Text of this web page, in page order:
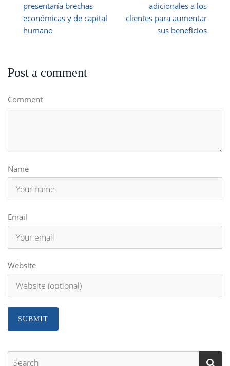
presentaría brechas
económicas y de capital
humano
adicionales a los
clientes para aumentar
sus beneficios
Post a comment
Comment
Name
Email
Website